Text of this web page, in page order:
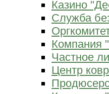
Казино
Служба
Компания
Частное
Центр